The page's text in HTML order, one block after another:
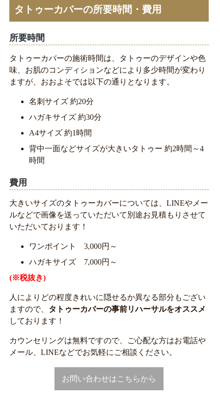
タトゥーカバーの所要時間・費用
所要時間
タトゥーカバーの施術時間は、タトゥーのデザインや色
味、お肌のコンディションなどにより多少時間が変わり
ますが、おおよそでは以下の通りとなります。
名刺サイズ 約20分
ハガキサイズ 約30分
A4サイズ 約1時間
背中一面などサイズが大きいタトゥー 約2時間～4
時間
費用
大きいサイズのタトゥーカバーについては、LINEやメー
ルなどで画像を送っていただいて別途お見積もりさせて
いただいております！
ワンポイント 3,000円～
ハガキサイズ 7,000円～
(※税抜き)
人によりどの程度きれいに隠せるか異なる部分もござい
ますので、 タトゥーカバーの事前リハーサルをオススメ
しております！
カウンセリングは無料ですので、ご心配な方はお電話や
メール、LINEなどでお気軽にご相談ください。
お問い合わせはこちらから